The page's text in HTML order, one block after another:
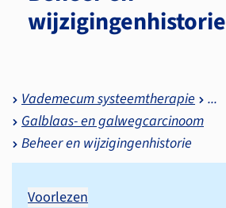
wijzigingenhistorie
Vademecum systeemtherapie
Galblaas- en galwegcarcinoom
Beheer en wijzigingenhistorie
Voorlezen